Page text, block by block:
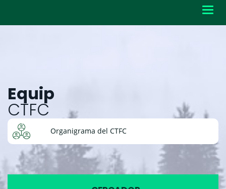
Equip
CTFC
Organigrama del CTFC